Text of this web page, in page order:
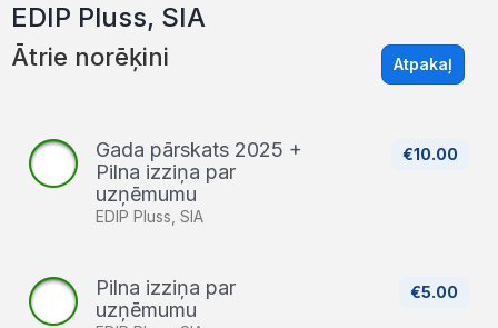
EDIP Pluss, SIA
Ātrie norēķini Atpakaļ
€10.00
Gada pārskats 2025 +
Pilna izziņa par
uzņēmumu
EDIP Pluss, SIA
€5.00
Pilna izziņa par
uzņēmumu